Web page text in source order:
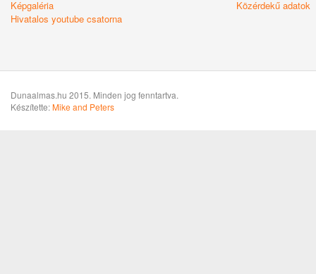
Képgaléria
Hivatalos youtube csatorna
Közérdekű adatok
Dunaalmas.hu 2015. Minden jog fenntartva.
Készítette:Mike and Peters